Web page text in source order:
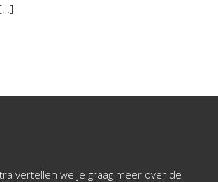
vertellen we je graag meer over de